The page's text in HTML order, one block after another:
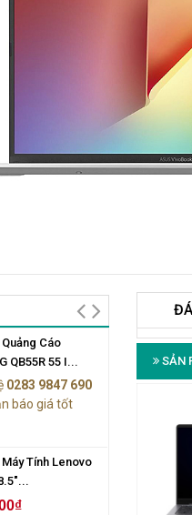
Cáo
QB55R 55 I...
0283 9847 690
báo giá tốt
Máy Tính Lenovo
SẢN